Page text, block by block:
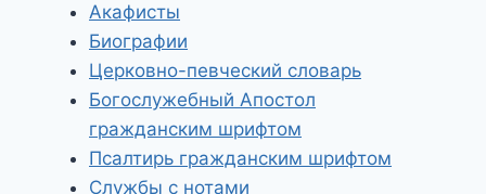
Акафисты
Биографии
Церковно-певческий словарь
Богослужебный Апостол
гражданским шрифтом
Псалтирь гражданским шрифтом
Службы с нотами